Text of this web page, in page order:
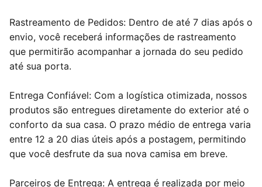
Rastreamento de Pedidos: Dentro de até 7 dias após o
envio, você receberá informações de rastreamento
que permitirão acompanhar a jornada do seu pedido
até sua porta.
Entrega Confiável: Com a logística otimizada, nossos
produtos são entregues diretamente do exterior até o
conforto da sua casa. O prazo médio de entrega varia
entre 12 a 20 dias úteis após a postagem, permitindo
que você desfrute da sua nova camisa em breve.
Parceiros de Entrega: A entrega é realizada por meio